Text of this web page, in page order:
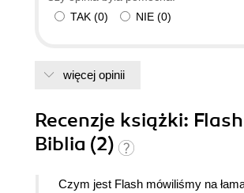
TAK (0) NIE (0)
więcej opinii
Recenzje książki:
Biblia (2)
Czym jest Flash mówiliśmy na